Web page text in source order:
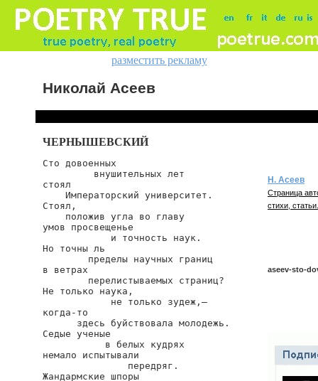
разместить рекламу
Николай Асеев
ЧЕРНЫШЕВСКИЙ
Сто довоенных
         внушительных лет
стоял
    Императорский университет.
Стоял,
    положив угла во главу
умов просвещенье
            и точность наук.
Но точны ль
        пределы научных границ
в ветрах
        перелистываемых страниц?
Не только наука,
            не только зудеж,—
когда-то
      здесь буйствовала молодежь.
Седые ученые
           в белых кудрях
немало испытывали
               передряг.
Жандармские шпоры
Н. Асеев
Страница
стихи, статьи.
aseev-sto-